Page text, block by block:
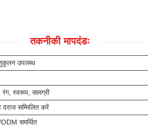
तकनीकी मापदंडः
उपलब्ध
स्वरूप, सामग्री
सम्मिलित करें
समर्थित